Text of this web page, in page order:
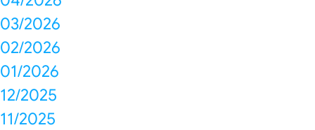
03/2026
02/2026
01/2026
12/2025
11/2025